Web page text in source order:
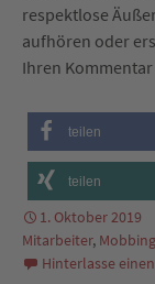
respektlose
aufhören oder
Ihren
teilen
teilen
1. Oktober 2019
Mitarbeiter, Mobbing
Hinterlasse